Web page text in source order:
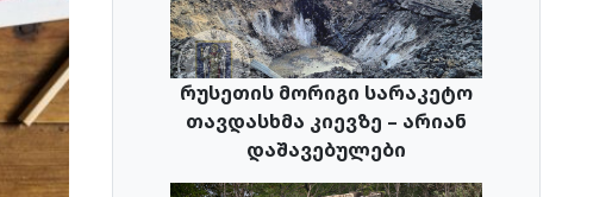
რუსეთის მორიგი სარაკეტო
თავდასხმა კიევზე – არიან
დაშავებულები